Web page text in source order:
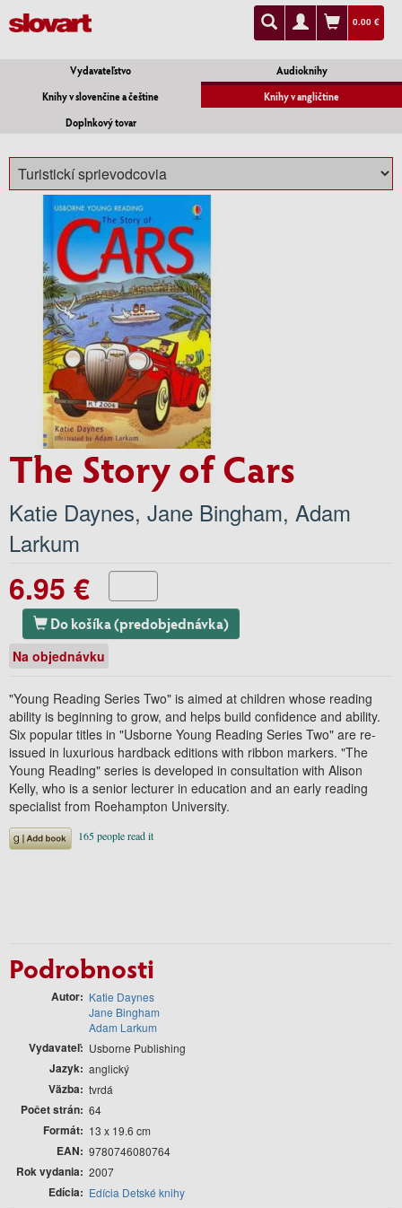
0.00 €
Vydavateľstvo
Audioknihy
Knihy v slovenčine a češtine
Knihy v angličtine
Doplnkový tovar
The Story of Cars
Katie Daynes, Jane Bingham, Adam
Larkum
6.95 €
Do košíka (predobjednávka)
Na objednávku
"Young Reading Series Two" is aimed at children whose reading
ability is beginning to grow, and helps build confidence and ability.
Six popular titles in "Usborne Young Reading Series Two" are re-
issued in luxurious hardback editions with ribbon markers. "The
Young Reading" series is developed in consultation with Alison
Kelly, who is a senior lecturer in education and an early reading
specialist from Roehampton University.
Podrobnosti
Autor
Katie Daynes
Jane Bingham
Adam Larkum
Vydavateľ Usborne Publishing
Jazyk anglický
Väzba tvrdá
Počet strán 64
Formát 13 x 19.6 cm
EAN 9780746080764
Rok vydania 2007
Edícia Edícia Detské knihy